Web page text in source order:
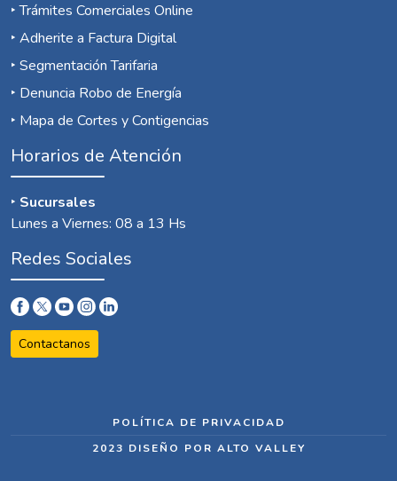
‣Trámites Comerciales Online
‣ Adherite a Factura Digital
‣ Segmentación Tarifaria
‣ Denuncia Robo de Energía
‣ Mapa de Cortes y Contigencias
Horarios de Atención
‣ Sucursales
Lunes a Viernes: 08 a 13 Hs
Redes Sociales
Contactanos
POLÍTICA DE PRIVACIDAD
2023 DISEÑO POR ALTO VALLEY